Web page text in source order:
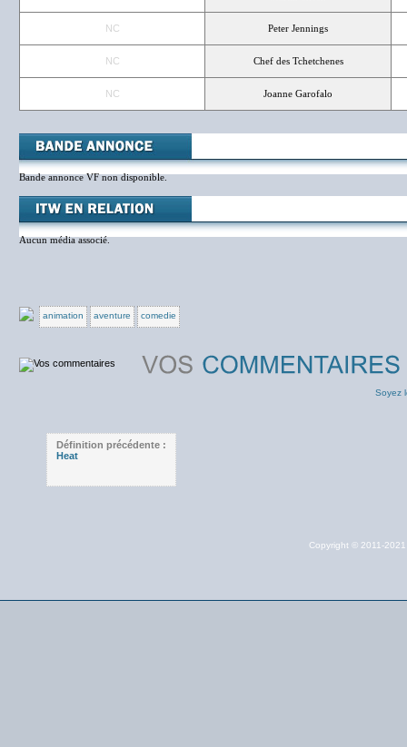
NC Peter Jennings
NC Chef des Tchetchenes
NC Joanne Garofalo
Bande annonce VF non disponible.
Aucun média associé.
animation aventure comedie
Soyez
Définition précédente :
Heat
Copyright © 2011-